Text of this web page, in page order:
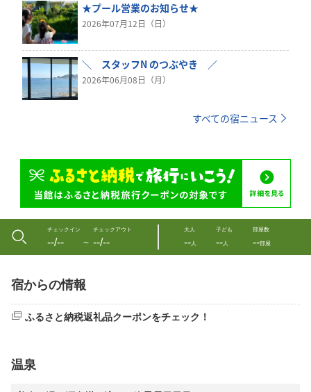
★プール営業のお知らせ★
2026年07月12日（日）
＼ スタッフN のつぶやき ／
2026年06月08日（月）
すべての宿ニュース
チェックイン
--/-- 〜
チェックアウト
--/--
大人
--人
子ども
--人
部屋数
--部屋
宿からの情報
ふるさと納税返礼品クーポンをチェック！
温泉